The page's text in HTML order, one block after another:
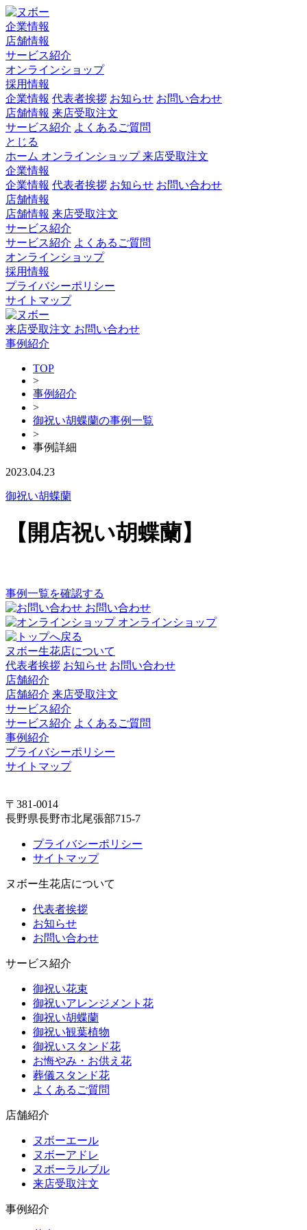
企業情報
店舗情報
サービス紹介
オンラインショップ
採用情報
企業情報 代表者挨拶 お知らせ お問い合わせ
店舗情報 来店受取注文
サービス紹介 よくあるご質問
とじる
ホーム オンラインショップ来店受取注文
企業情報
企業情報 代表者挨拶 お知らせ お問い合わせ
店舗情報
店舗情報 来店受取注文
サービス紹介
サービス紹介 よくあるご質問
オンラインショップ
採用情報
プライバシーポリシー
サイトマップ
来店受取注文 お問い合わせ
事例紹介
TOP
>
事例紹介
>
御祝い胡蝶蘭の事例一覧
>
事例詳細
2023.04.23
御祝い胡蝶蘭
【開店祝い胡蝶蘭】
事例一覧を確認する
お問い合わせ
オンラインショップ
ヌボー生花店について
代表者挨拶 お知らせ お問い合わせ
店舗紹介
店舗紹介 来店受取注文
サービス紹介
サービス紹介 よくあるご質問
事例紹介
プライバシーポリシー
サイトマップ
〒381-0014
長野県長野市北尾張部715-7
プライバシーポリシー
サイトマップ
ヌボー生花店について
代表者挨拶
お知らせ
お問い合わせ
サービス紹介
御祝い花束
御祝いアレンジメント花
御祝い胡蝶蘭
御祝い観葉植物
御祝いスタンド花
お悔やみ・お供え花
葬儀スタンド花
よくあるご質問
店舗紹介
ヌボーエール
ヌボーアドレ
ヌボーラルブル
来店受取注文
事例紹介